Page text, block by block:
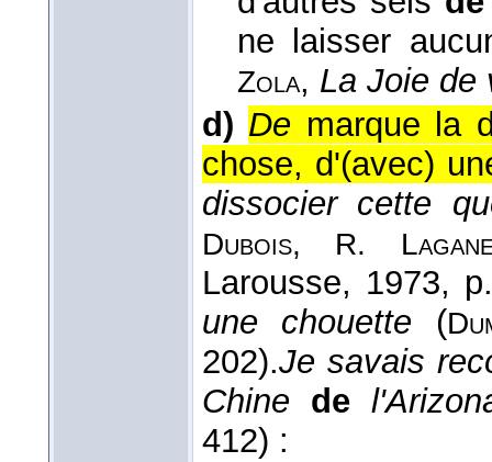
ne laisser
Zola, La Joie de
d) De marque la
chose, d'(avec)
dissocier cette
Dubois, R.
Larousse, 1973,
une chouette (
202).Je savais
Chine de
412) :